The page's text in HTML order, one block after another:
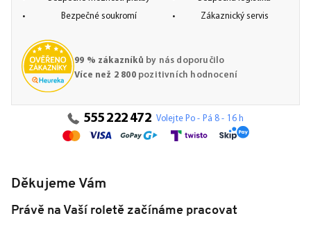
Bezpečné soukromí
Zákaznický servis
99 % zákazníků by nás doporučilo
Více než 2 800pozitivních hodnocení
555 222 472 Volejte Po - Pá 8 - 16 h
Děkujeme Vám
Právě na Vaší roletě začínáme pracovat